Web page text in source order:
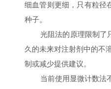
细血管则更细，只有粒径
种子。
光阻法的原理限制了
久的未来对注射剂中的不
制或减少提供建议。
当前使用显微计数法